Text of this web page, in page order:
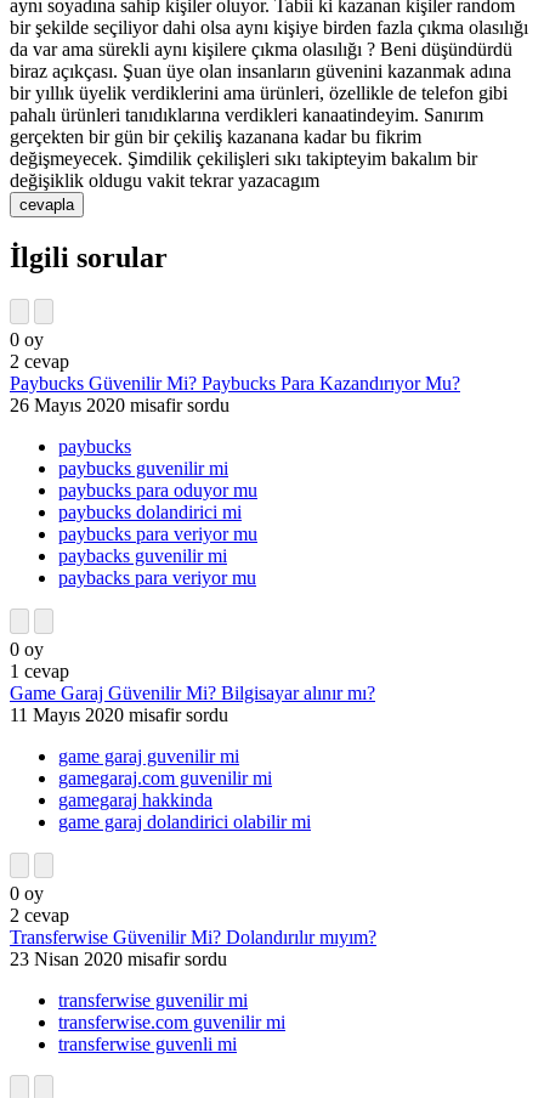
aynı soyadına sahip kişiler oluyor. Tabii ki kazanan kişiler random
bir şekilde seçiliyor dahi olsa aynı kişiye birden fazla çıkma olasılığı
da var ama sürekli aynı kişilere çıkma olasılığı ? Beni düşündürdü
biraz açıkçası. Şuan üye olan insanların güvenini kazanmak adına
bir yıllık üyelik verdiklerini ama ürünleri, özellikle de telefon gibi
pahalı ürünleri tanıdıklarına verdikleri kanaatindeyim. Sanırım
gerçekten bir gün bir çekiliş kazanana kadar bu fikrim
değişmeyecek. Şimdilik çekilişleri sıkı takipteyim bakalım bir
değişiklik oldugu vakit tekrar yazacagım
İlgili sorular
0 oy
2 cevap
Paybucks Güvenilir Mi? Paybucks Para Kazandırıyor Mu?
26 Mayıs 2020 misafir sordu
paybucks
paybucks guvenilir mi
paybucks para oduyor mu
paybucks dolandirici mi
paybucks para veriyor mu
paybacks guvenilir mi
paybacks para veriyor mu
0 oy
1 cevap
Game Garaj Güvenilir Mi? Bilgisayar alınır mı?
11 Mayıs 2020 misafir sordu
game garaj guvenilir mi
gamegaraj.com guvenilir mi
gamegaraj hakkinda
game garaj dolandirici olabilir mi
0 oy
2 cevap
Transferwise Güvenilir Mi? Dolandırılır mıyım?
23 Nisan 2020 misafir sordu
transferwise guvenilir mi
transferwise.com guvenilir mi
transferwise guvenli mi